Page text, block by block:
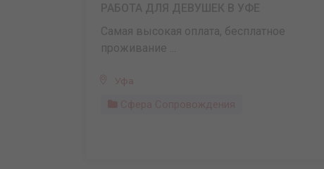
Самая высокая оплата, бесплатное
проживание ...
Уфа
Сфера Сопровождения